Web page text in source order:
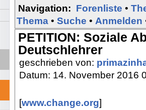
Navigation: Forenliste •
Thema • Suche • Anmelden
PETITION: Soziale
Deutschlehrer
geschrieben von:
Datum: 14. November 2016
[www.change.org]